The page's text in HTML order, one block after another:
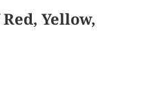
Yellow,